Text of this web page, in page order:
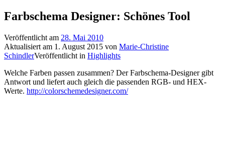
Farbschema Designer: Schönes Tool
Veröffentlicht am 28. Mai 2010
Aktualisiert am 1. August 2015 von Marie-Christine
SchindlerVeröffentlicht in Highlights
Welche Farben passen zusammen? Der Farbschema-Designer gibt
Antwort und liefert auch gleich die passenden RGB- und HEX-
Werte. http://colorschemedesigner.com/